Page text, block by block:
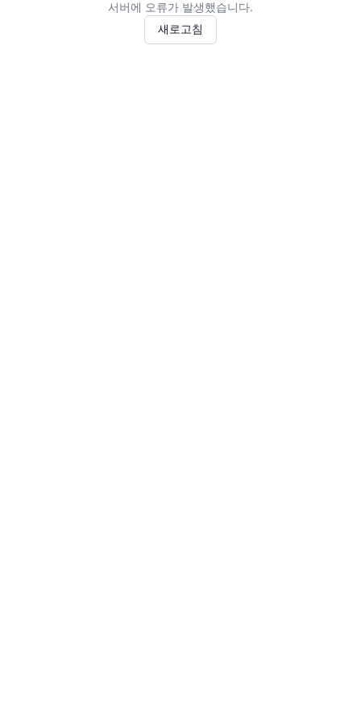
서버에 오류가 발생했습니다.
새로고침